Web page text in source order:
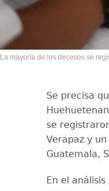
La mayoría de los decesos se
Se precisa
se
Verapaz y
Guatemala,
En el